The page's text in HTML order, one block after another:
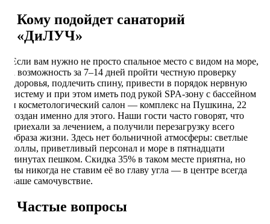
Кому подойдет санаторий
«ДиЛУЧ»
Если вам нужно не просто спальное место с видом на море,
а возможность за 7–14 дней пройти честную проверку
здоровья, подлечить спину, привести в порядок нервную
систему и при этом иметь под рукой SPA-зону с бассейном
и косметологический салон — комплекс на Пушкина, 22
создан именно для этого. Наши гости часто говорят, что
приехали за лечением, а получили перезагрузку всего
образа жизни. Здесь нет больничной атмосферы: светлые
холлы, приветливый персонал и море в пятнадцати
минутах пешком. Скидка 35% в таком месте приятна, но
мы никогда не ставим её во главу угла — в центре всегда
ваше самочувствие.
Частые вопросы